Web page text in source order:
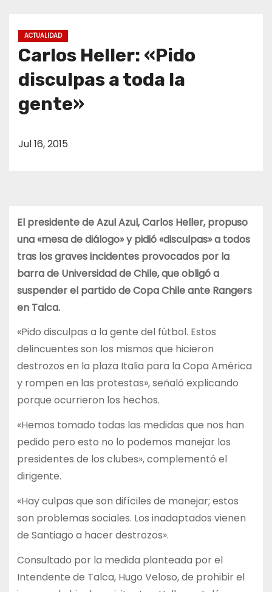
ACTUALIDAD
Carlos Heller: «Pido
disculpas a toda la
gente»
Jul 16, 2015
El presidente de Azul Azul, Carlos Heller, propuso
una «mesa de diálogo» y pidió «disculpas» a todos
tras los graves incidentes provocados por la
barra de Universidad de Chile, que obligó a
suspender el partido de Copa Chile ante Rangers
en Talca.
«Pido disculpas a la gente del fútbol. Estos
delincuentes son los mismos que hicieron
destrozos en la plaza Italia para la Copa América
y rompen en las protestas», señaló explicando
porque ocurrieron los hechos.
«Hemos tomado todas las medidas que nos han
pedido pero esto no lo podemos manejar los
presidentes de los clubes», complementó el
dirigente.
«Hay culpas que son difíciles de manejar; estos
son problemas sociales. Los inadaptados vienen
de Santiago a hacer destrozos».
Consultado por la medida planteada por el
Intendente de Talca, Hugo Veloso, de prohibir el